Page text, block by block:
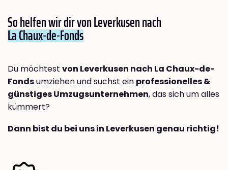
So helfen wir dir von Leverkusen nach
La Chaux-de-Fonds
Du möchtest von Leverkusen nach La Chaux-de-
Fondsumziehen und suchst ein professionelles &
günstiges Umzugsunternehmen, das sich um alles
kümmert?
Dann bist du bei uns in Leverkusen genau richtig!